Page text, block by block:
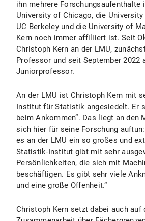
ihn mehrere Forschungsaufenthalte
University of Chicago, die
UC Berkeley und die University of
Kern noch immer affiliiert ist. Seit
Christoph Kern an der LMU,
Professor und seit September 2022
Juniorprofessor.
An der LMU ist Christoph Kern mit
Institut für Statistik angesiedelt. Er
beim Ankommen“. Das liegt an den
sich hier für seine Forschung
es an der LMU ein so großes und
Statistik-Institut gibt mit sehr
Persönlichkeiten, die sich mit
beschäftigen. Es gibt sehr viele
und eine große Offenheit.“
Christoph Kern setzt dabei auch auf